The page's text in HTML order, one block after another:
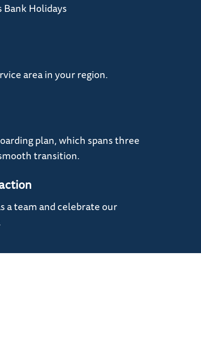
Bank Holidays
area in your region.
plan, which spans three
transition.
a team and celebrate our